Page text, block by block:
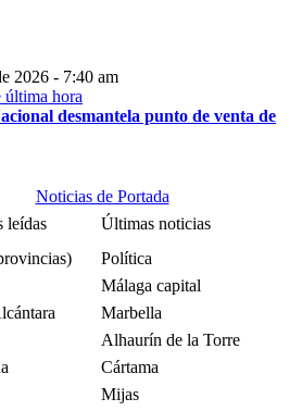
2026 - 7:40 am
desmantela punto de venta de
Noticias de Portada
leídas
Últimas noticias
Política
Málaga capital
Marbella
Alhaurín de la Torre
Cártama
Mijas